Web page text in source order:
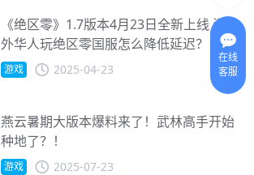
《绝区零》1.7版本4月23日全新上线 海
外华人玩绝区零国服怎么降低延迟？
游戏 2025-04-23
燕云暑期大版本爆料来了！武林高手开始
种地了？！
游戏 2025-07-23
在线
客服